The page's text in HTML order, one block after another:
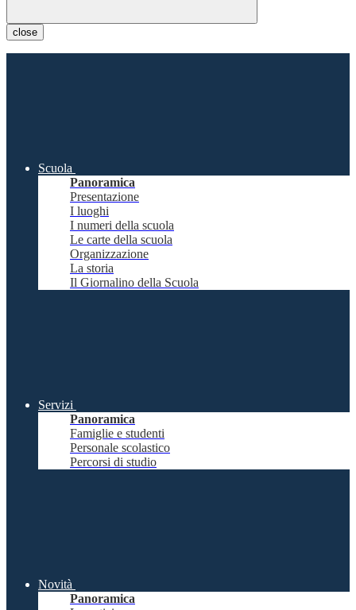
close
Scuola
Panoramica
Presentazione
I luoghi
I numeri della scuola
Le carte della scuola
Organizzazione
La storia
Il Giornalino della Scuola
Servizi
Panoramica
Famiglie e studenti
Personale scolastico
Percorsi di studio
Novità
Panoramica